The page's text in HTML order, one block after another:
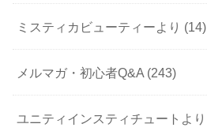
ミスティカビューティーより (14)
メルマガ・初心者Q&A (243)
ユニティインスティチュートより